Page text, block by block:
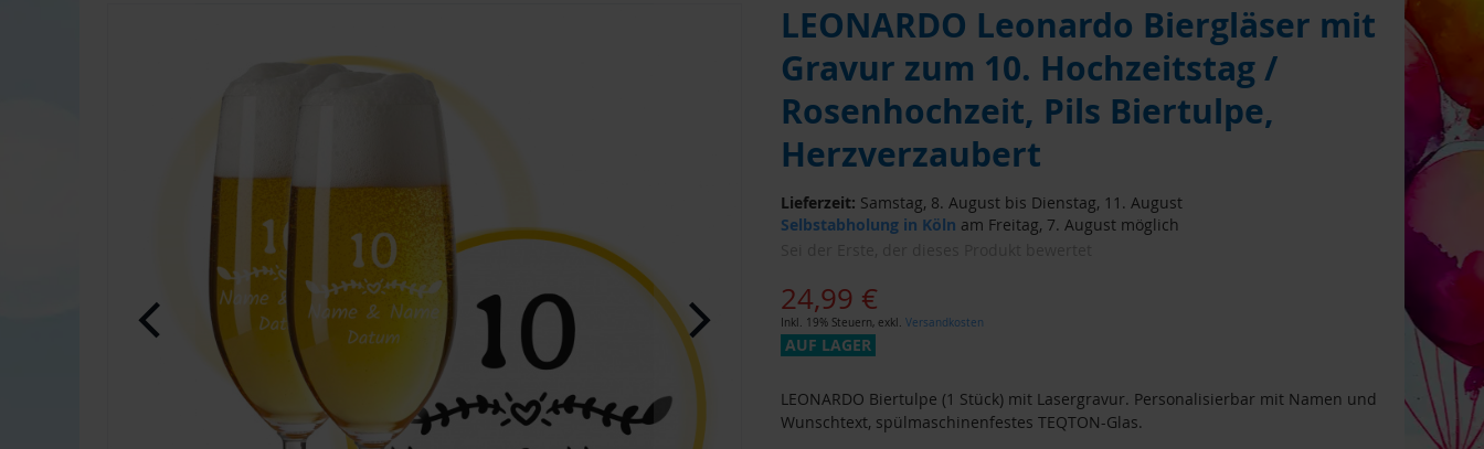
LEONARDO Leonardo Biergläser mit
Gravur zum 10. Hochzeitstag /
Rosenhochzeit, Pils Biertulpe,
Herzverzaubert
Lieferzeit: Samstag, 8. August bis Dienstag, 11. August
Selbstabholung in Köln am Freitag, 7. August möglich
24,99 €
Inkl. 19% Steuern, exkl. Versandkosten
AUF LAGER
LEONARDO Biertulpe (1 Stück) mit Lasergravur. Personalisierbar mit Namen und
Wunschtext, spülmaschinenfestes TEQTON-Glas.